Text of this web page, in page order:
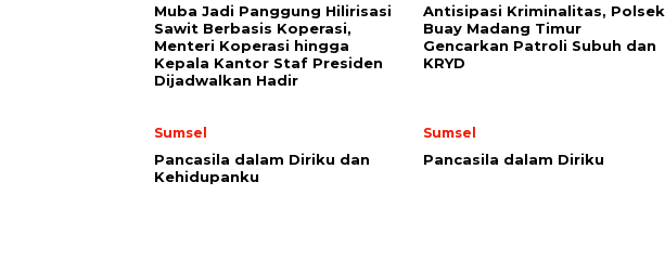
Muba Jadi Panggung Hilirisasi
Sawit Berbasis Koperasi,
Menteri Koperasi hingga
Kepala Kantor Staf Presiden
Dijadwalkan Hadir
Antisipasi Kriminalitas, Polsek
Buay Madang Timur
Gencarkan Patroli Subuh dan
KRYD
Sumsel
Pancasila dalam Diriku dan
Kehidupanku
Sumsel
Pancasila dalam Diriku